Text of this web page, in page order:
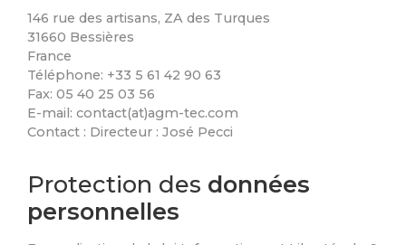
146 rue des artisans, ZA des Turques
31660 Bessières
France
Téléphone: +33 5 61 42 90 63
Fax: 05 40 25 03 56
E-mail: contact(at)agm-tec.com
Contact : Directeur : José Pecci
Protection des données
personnelles